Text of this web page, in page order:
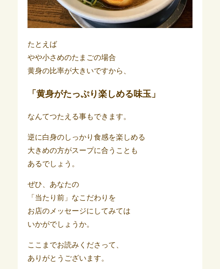
たとえば
やや小さめのたまごの場合
黄身の比率が大きいですから、
「黄身がたっぷり楽しめる味玉」
なんてつたえる事もできます。
逆に白身のしっかり食感を楽しめる
大きめの方がスープに合うことも
あるでしょう。
ぜひ、あなたの
「当たり前」なこだわりを
お店のメッセージにしてみては
いかがでしょうか。
ここまでお読みくださって、
ありがとうございます。